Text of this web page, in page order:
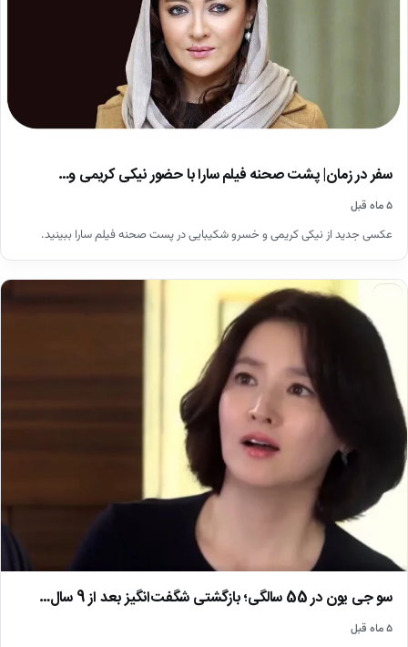
سفر در زمان| پشت صحنه فیلم سارا با حضور نیکی کریمی و…
۵ ماه قبل
عکسی جدید از نیکی کریمی و خسرو شکیبایی در پست صحنه فیلم سارا ببینید.
سو جی یون در 55 سالگی؛ بازگشتی شگفت‌انگیز بعد از 9 سال…
۵ ماه قبل